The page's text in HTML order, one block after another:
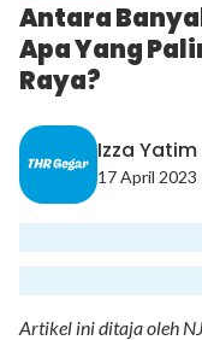
Antara
Apa Yang
Raya?
Izza Yatim
17 April 2023
Artikel ini ditaja oleh